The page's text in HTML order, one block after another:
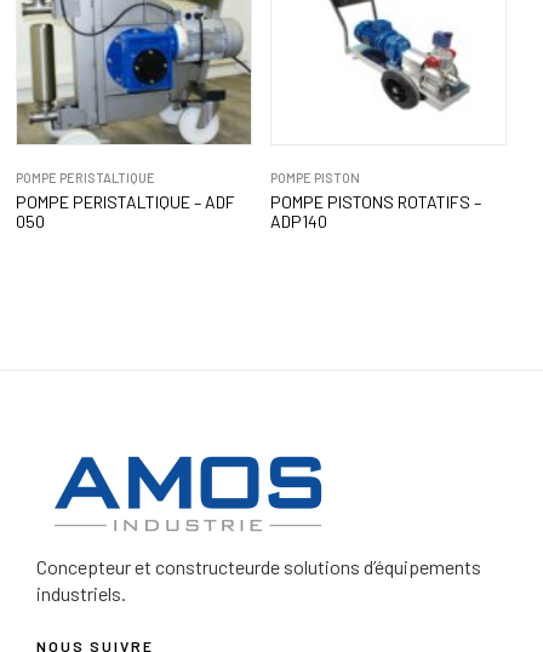
POMPE PERISTALTIQUE
POMPE PERISTALTIQUE – ADF
050
POMPE PISTON
POMPE PISTONS ROTATIFS –
ADP140
Concepteur et constructeurde solutions d’équipements
industriels.
NOUS SUIVRE